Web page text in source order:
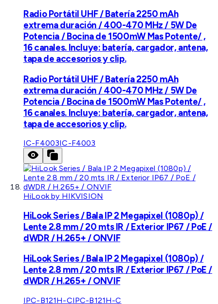
Radio Portátil UHF / Batería 2250 mAh
extrema duración / 400-470 MHz / 5W De
Potencia / Bocina de 1500mW Mas Potente/ ,
16 canales. Incluye: batería, cargador, antena,
tapa de accesorios y clip.
Radio Portátil UHF / Batería 2250 mAh
extrema duración / 400-470 MHz / 5W De
Potencia / Bocina de 1500mW Mas Potente/ ,
16 canales. Incluye: batería, cargador, antena,
tapa de accesorios y clip.
IC-F4003IC-F4003
HiLook by HIKVISION
HiLook Series / Bala IP 2 Megapixel (1080p) /
Lente 2.8 mm / 20 mts IR / Exterior IP67 / PoE /
dWDR / H.265+ / ONVIF
HiLook Series / Bala IP 2 Megapixel (1080p) /
Lente 2.8 mm / 20 mts IR / Exterior IP67 / PoE /
dWDR / H.265+ / ONVIF
IPC-B121H-CIPC-B121H-C